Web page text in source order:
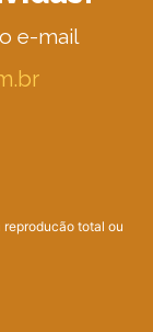
e-mail
reproducão total ou